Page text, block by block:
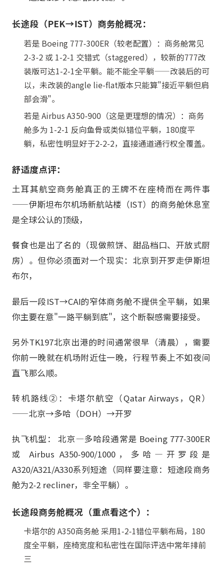
长途段（PEK→IST）商务舱概况：
若是 Boeing 777-300ER（较老配置）：商务舱常见
2-3-2 或 1-2-1 交错式（staggered），较新的777改
装版可达1-2-1全平躺。能不能全平躺——改装后的可
以，未改装的angle lie-flat版本只能算"接近平躺但肩
部会滑"。
若是 Airbus A350-900（这是更理想的情况）：商务
舱多为 1-2-1 反向鱼骨或类似错位平躺，180度平
躺，私密性明显好于2-2-2，直接通道通行权全覆盖。
舒适度点评：
土耳其航空商务舱真正的王牌不在座椅而在两件事
——伊斯坦布尔机场新航站楼（IST）的商务舱休息室
是全球公认的顶级，
餐食也是出了名的（现做煎饼、甜品档口、开放式厨
房）。但你必须面对一个现实：北京到开罗走伊斯坦
布尔，
最后一段IST→CAI的窄体商务舱不提供全平躺，如果
你主要在意"一路平躺到底"，这个断裂感需要接受。
另外TK197北京出港的时间通常很早（清晨），需要
你前一晚就在机场附近住一晚，行程节奏上不如夜间
直飞那么顺。
转机路线②：卡塔尔航空（Qatar Airways，QR）
——北京→多哈（DOH）→开罗
执飞机型： 北京—多哈段通常是 Boeing 777-300ER
或 Airbus A350-900/1000，多哈—开罗段是
A320/A321/A330系列短途（同样要注意：短途段商务
舱为2-2 recliner，非全平躺）。
长途段商务舱概况（重点看这个）：
卡塔尔的 A350商务舱 采用1-2-1错位平躺布局，180
度全平躺，座椅宽度和私密性在国际评选中常年排前
三